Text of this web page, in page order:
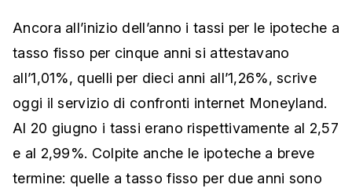
Ancora all’inizio dell’anno i tassi per le ipoteche a
tasso fisso per cinque anni si attestavano
all’1,01%, quelli per dieci anni all’1,26%, scrive
oggi il servizio di confronti internet Moneyland.
Al 20 giugno i tassi erano rispettivamente al 2,57
e al 2,99%. Colpite anche le ipoteche a breve
termine: quelle a tasso fisso per due anni sono